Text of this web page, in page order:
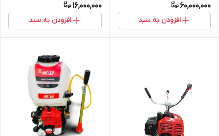
60,000,000
افزودن به سبد
16,000,000
افزودن به سبد